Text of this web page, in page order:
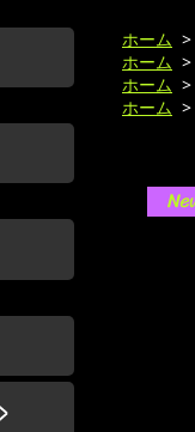
ホーム >
ホーム >
ホーム >
ホーム >